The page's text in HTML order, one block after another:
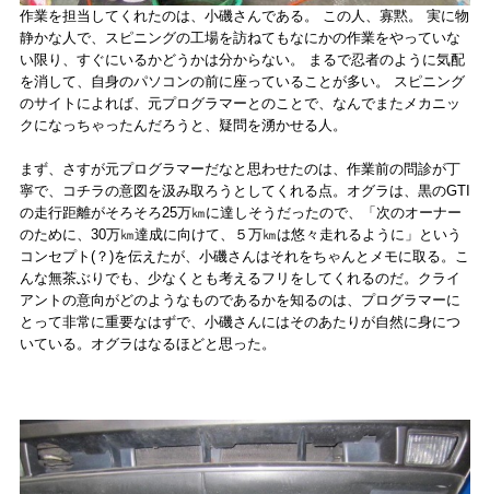
作業を担当してくれたのは、小磯さんである。 この人、寡黙。 実に物
静かな人で、スピニングの工場を訪ねてもなにかの作業をやっていな
い限り、すぐにいるかどうかは分からない。 まるで忍者のように気配
を消して、自身のパソコンの前に座っていることが多い。 スピニング
のサイトによれば、元プログラマーとのことで、なんでまたメカニッ
クになっちゃったんだろうと、疑問を湧かせる人。
まず、さすが元プログラマーだなと思わせたのは、作業前の問診が丁
寧で、コチラの意図を汲み取ろうとしてくれる点。オグラは、黒のGTI
の走行距離がそろそろ25万㎞に達しそうだったので、「次のオーナー
のために、30万㎞達成に向けて、５万㎞は悠々走れるように」という
コンセプト(？)を伝えたが、小磯さんはそれをちゃんとメモに取る。こ
んな無茶ぶりでも、少なくとも考えるフリをしてくれるのだ。クライ
アントの意向がどのようなものであるかを知るのは、プログラマーに
とって非常に重要なはずで、小磯さんにはそのあたりが自然に身につ
いている。オグラはなるほどと思った。